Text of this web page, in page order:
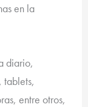
en la
diario,
tablets,
entre otros,